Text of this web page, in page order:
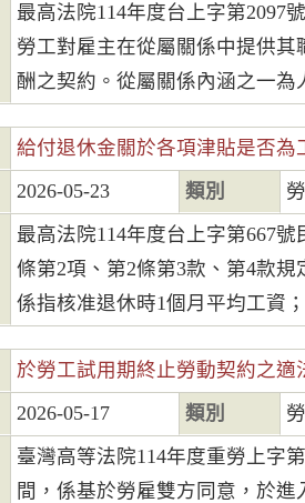
最高法院114年度台上字第2097
勞工對雇主在從屬關係中提供
酬之契約。從屬關係內涵之一為
給付退休金關於各項津貼是否為
2026-05-23 類別
最高法院114年度台上字第667
條第2項、第2條第3款、第4款規
係指核准退休時1個月平均工資
於勞工試用期終止勞動契約之適
2026-05-17 類別
臺灣高等法院114年度重勞上字
間，係基於勞雇雙方同意，於